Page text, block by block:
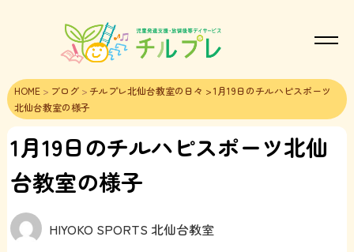
HOME> ブログ> チルプレ北仙台教室の日々 > 1月19日のチルハピスポーツ
北仙台教室の様子
1月19日のチルハピスポーツ北仙
台教室の様子
HIYOKO SPORTS 北仙台教室